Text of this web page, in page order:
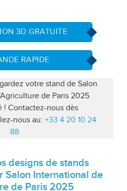
3D GRATUITE
RAPIDE
stand de Salon
de Paris 2025
! Contactez-nous dès
nous au: +33 4 20 10 24
88
designs de stands
Salon International de
de Paris 2025